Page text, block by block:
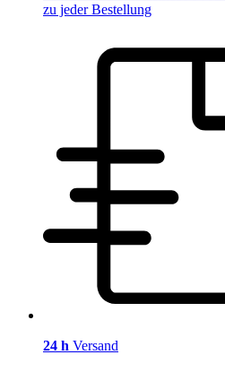
zu jeder Bestellung
24 h Versand